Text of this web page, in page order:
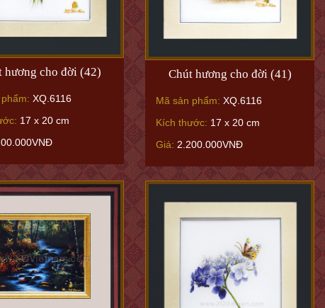
hương cho đời (42)
XQ.6116
17 x 20 cm
Chút hương cho đời (41)
Mã sản phẩm: XQ.6116
Kích thước: 17 x 20 cm
Giá: 2.200.000VNĐ